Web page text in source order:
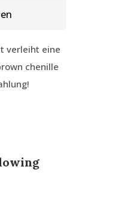
verleiht eine
chenille